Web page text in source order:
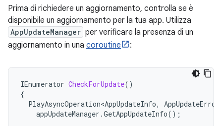
Prima di richiedere un aggiornamento, controlla se è
disponibile un aggiornamento per la tua app. Utilizza
AppUpdateManager per verificare la presenza di un
aggiornamento in una coroutine :
IEnumerator CheckForUpdate()
{
PlayAsyncOperation<AppUpdateInfo,
appUpdateManager .GetAppUpdateInfo();